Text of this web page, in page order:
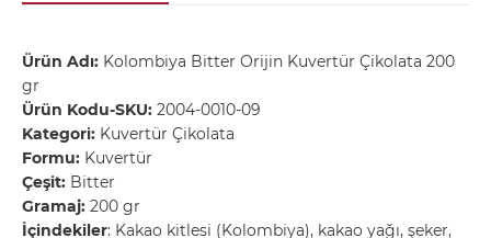
Ürün Adı: Kolombiya Bitter Orijin Kuvertür Çikolata 200
gr
Ürün Kodu-SKU: 2004-0010-09
Kategori: Kuvertür Çikolata
Formu: Kuvertür
Çeşit: Bitter
Gramaj: 200 gr
İçindekiler: Kakao kitlesi (Kolombiya), kakao yağı, şeker,